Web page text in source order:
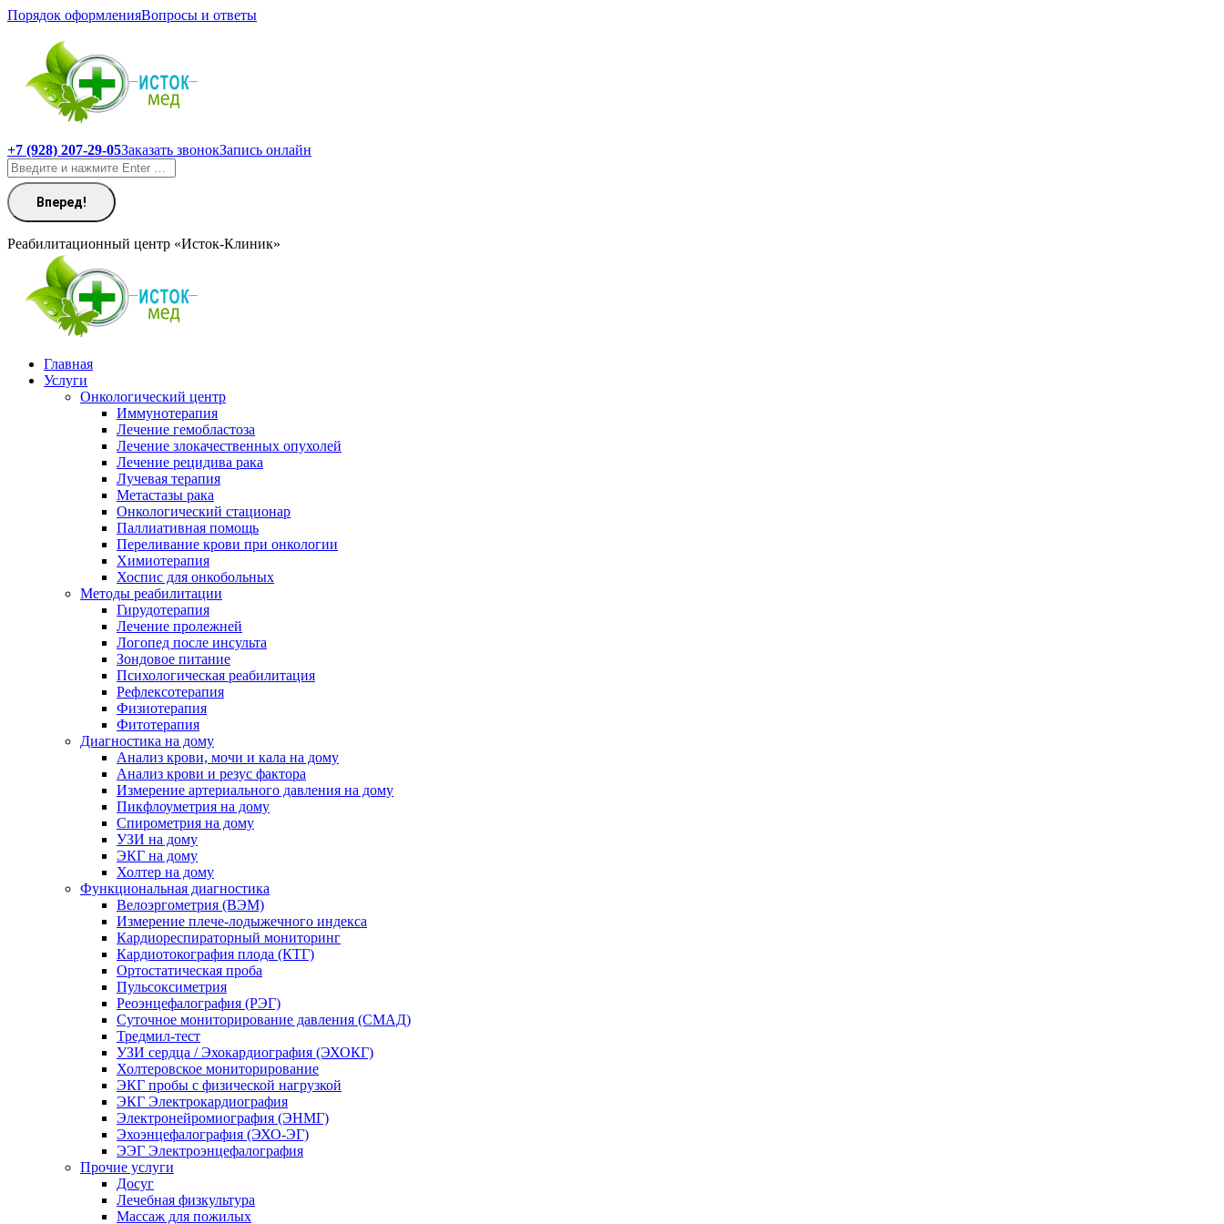
Перейти
содержанию
Порядок оформленияВопросы и ответы
+7 (928) 207-29-05Заказать звонокЗапись онлайн
Поиск:
Реабилитационный центр «Исток-Клиник»
Главная
Услуги
Онкологический центр
Иммунотерапия
Лечение гемобластоза
Лечение злокачественных опухолей
Лечение рецидива рака
Лучевая терапия
Метастазы рака
Онкологический стационар
Паллиативная помощь
Переливание крови при онкологии
Химиотерапия
Хоспис для онкобольных
Методы реабилитации
Гирудотерапия
Лечение пролежней
Логопед после инсульта
Зондовое питание
Психологическая реабилитация
Рефлексотерапия
Физиотерапия
Фитотерапия
Диагностика на дому
Анализ крови, мочи и кала на дому
Анализ крови и резус фактора
Измерение артериального давления на дому
Пикфлоуметрия на дому
Спирометрия на дому
УЗИ на дому
ЭКГ на дому
Холтер на дому
Функциональная диагностика
Велоэргометрия (ВЭМ)
Измерение плече-лодыжечного индекса
Кардиореспираторный мониторинг
Кардиотокография плода (КТГ)
Ортостатическая проба
Пульсоксиметрия
Реоэнцефалография (РЭГ)
Суточное мониторирование давления (СМАД)
Тредмил-тест
УЗИ сердца / Эхокардиография (ЭХОКГ)
Холтеровское мониторирование
ЭКГ пробы с физической нагрузкой
ЭКГ Электрокардиография
Электронейромиография (ЭНМГ)
Эхоэнцефалография (ЭХО-ЭГ)
ЭЭГ Электроэнцефалография
Прочие услуги
Досуг
Лечебная физкультура
Массаж для пожилых